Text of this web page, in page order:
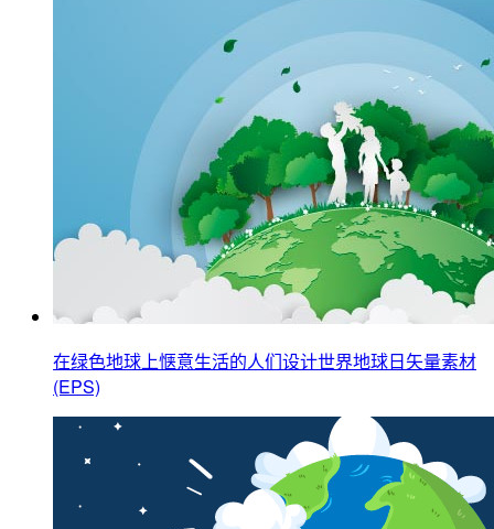
在绿色地球上惬意生活的人们设计世界地球日矢量素材
(EPS)